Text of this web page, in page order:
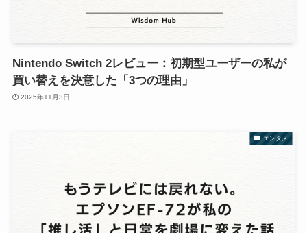
Nintendo Switch 2レビュー：初期型ユーザーの私が
買い替えを決意した「3つの理由」
2025年11月3日
エンタメ